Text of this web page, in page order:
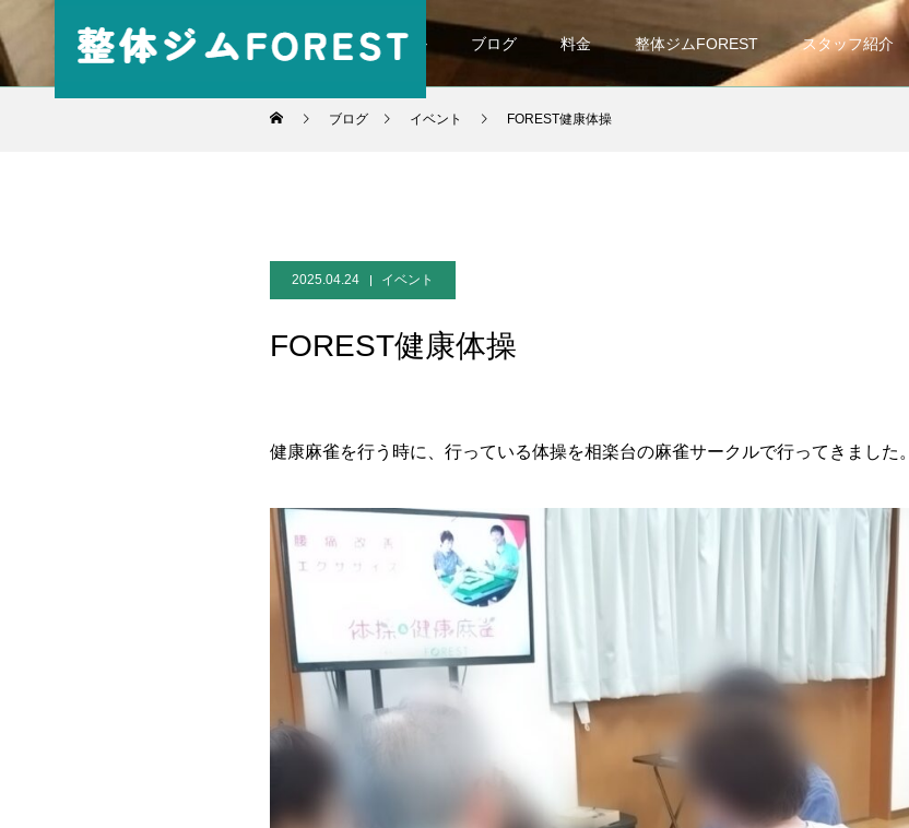
パーソナル ブログ 料金 整体ジムFOREST スタッフ紹介
ブログ イベント FOREST健康体操
2025.04.24 イベント
FOREST健康体操
健康麻雀を行う時に、行っている体操を相楽台の麻雀サークルで行ってきました。